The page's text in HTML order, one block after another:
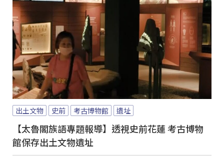
出土文物 史前 考古博物館 遺址
【太魯閣族語專題報導】透視史前花蓮 考古博物
館保存出土文物遺址